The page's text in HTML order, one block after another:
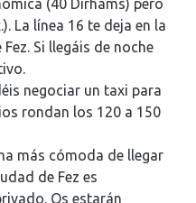
(40 Dirhams) pero
La línea 16 te deja en la
Si llegáis de noche
negociar un taxi para
rondan los 120 a 150
más cómoda de llegar
de Fez es
Os estarán